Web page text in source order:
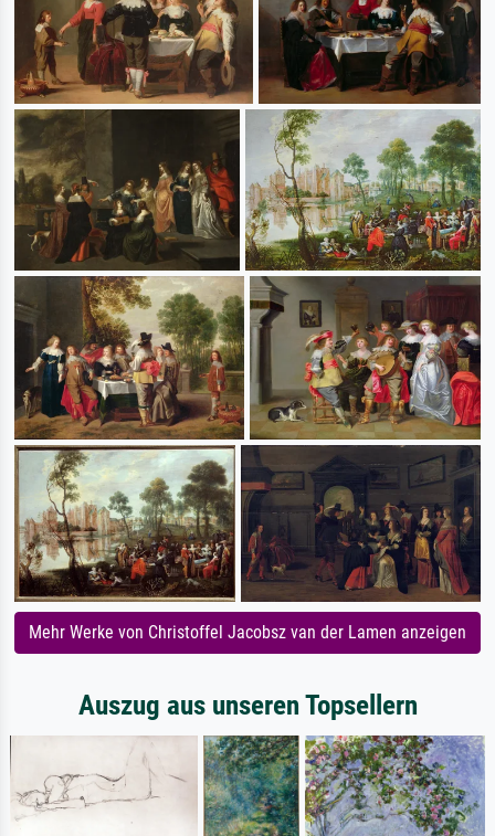
Mehr Werke von Christoffel Jacobsz van der Lamen anzeigen
Auszug aus unseren Topsellern